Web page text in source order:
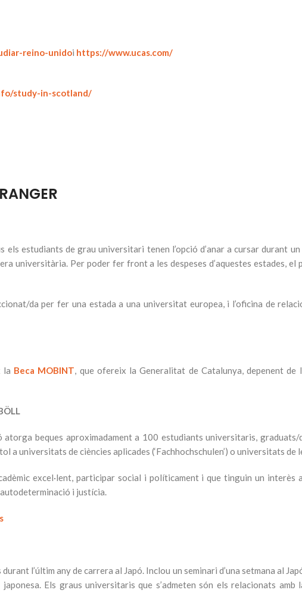
reino-unidoi https://www.ucas.com/
study-in-scotland/
els estudiants de grau universitari tenen l’opció d’anar a cursar durant
universitària. Per poder fer front a les despeses d’aquestes estades, el
da per fer una estada a una universitat europea, i l’oficina de
la Beca MOBINT, que ofereix la Generalitat de Catalunya, depenent
atorga beques aproximadament a 100 estudiants universitaris,
a universitats de ciències aplicades (‘Fachhochschulen’) o universitats de
excel·lent, participar social i políticament i que tinguin un
i justícia.
l’últim any de carrera al Japó. Inclou un seminari d’una setmana al
Els graus universitaris que s’admeten són els relacionats amb